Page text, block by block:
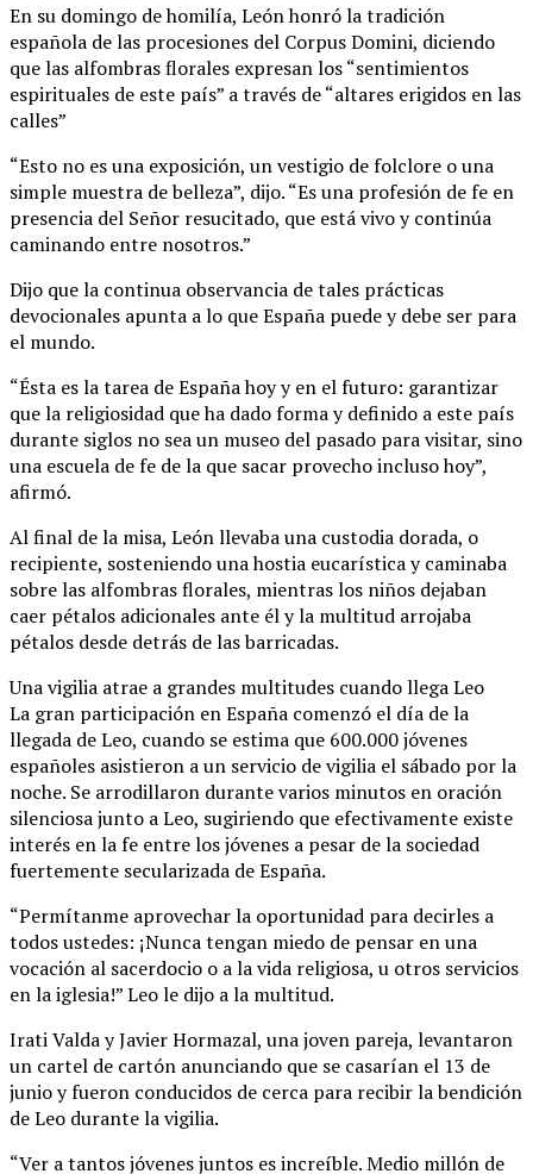
En su domingo de homilía, León honró la tradición
española de las procesiones del Corpus Domini, diciendo
que las alfombras florales expresan los “sentimientos
espirituales de este país” a través de “altares erigidos en las
calles”
“Esto no es una exposición, un vestigio de folclore o una
simple muestra de belleza”, dijo. “Es una profesión de fe en
presencia del Señor resucitado, que está vivo y continúa
caminando entre nosotros.”
Dijo que la continua observancia de tales prácticas
devocionales apunta a lo que España puede y debe ser para
el mundo.
“Ésta es la tarea de España hoy y en el futuro: garantizar
que la religiosidad que ha dado forma y definido a este país
durante siglos no sea un museo del pasado para visitar, sino
una escuela de fe de la que sacar provecho incluso hoy”,
afirmó.
Al final de la misa, León llevaba una custodia dorada, o
recipiente, sosteniendo una hostia eucarística y caminaba
sobre las alfombras florales, mientras los niños dejaban
caer pétalos adicionales ante él y la multitud arrojaba
pétalos desde detrás de las barricadas.
Una vigilia atrae a grandes multitudes cuando llega Leo
La gran participación en España comenzó el día de la
llegada de Leo, cuando se estima que 600.000 jóvenes
españoles asistieron a un servicio de vigilia el sábado por la
noche. Se arrodillaron durante varios minutos en oración
silenciosa junto a Leo, sugiriendo que efectivamente existe
interés en la fe entre los jóvenes a pesar de la sociedad
fuertemente secularizada de España.
“Permítanme aprovechar la oportunidad para decirles a
todos ustedes: ¡Nunca tengan miedo de pensar en una
vocación al sacerdocio o a la vida religiosa, u otros servicios
en la iglesia!” Leo le dijo a la multitud.
Irati Valda y Javier Hormazal, una joven pareja, levantaron
un cartel de cartón anunciando que se casarían el 13 de
junio y fueron conducidos de cerca para recibir la bendición
de Leo durante la vigilia.
“Ver a tantos jóvenes juntos es increíble. Medio millón de